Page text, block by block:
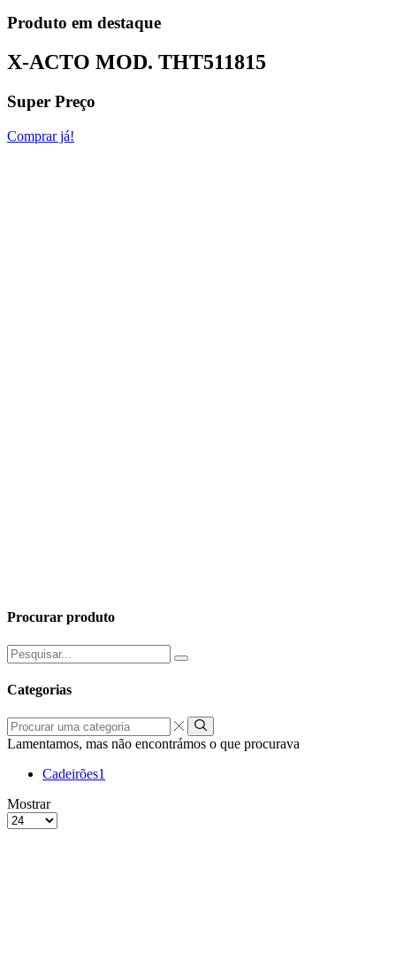
Produto em destaque
X-ACTO MOD. THT511815
Super Preço
Comprar já!
Procurar produto
Pesquisar
por:
Categorias
Procurar
uma
categoria
Lamentamos, mas não encontrámos o que procurava
Cadeirões1
grelha
de
Lista
Mostrar
Produtos